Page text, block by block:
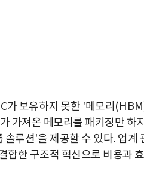
가 보유하지 못한 '메모리
가져온 메모리를 패키징만 하
솔루션'을 제공할 수 있다. 업계
합한 구조적 혁신으로 비용과